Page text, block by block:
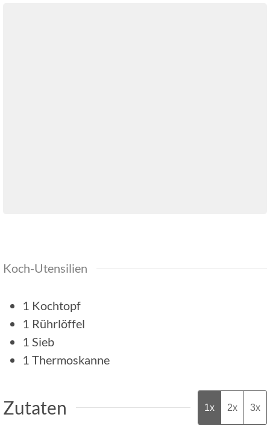
Koch-Utensilien
1 Kochtopf
1 Rührlöffel
1 Sieb
1 Thermoskanne
Zutaten 1x 2x 3x